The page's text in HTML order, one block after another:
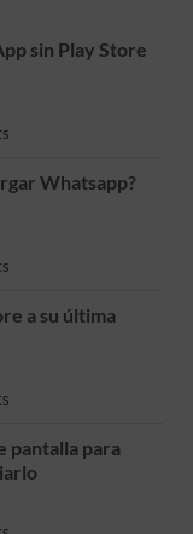
sin Play Store
Whatsapp?
a su última
pantalla para